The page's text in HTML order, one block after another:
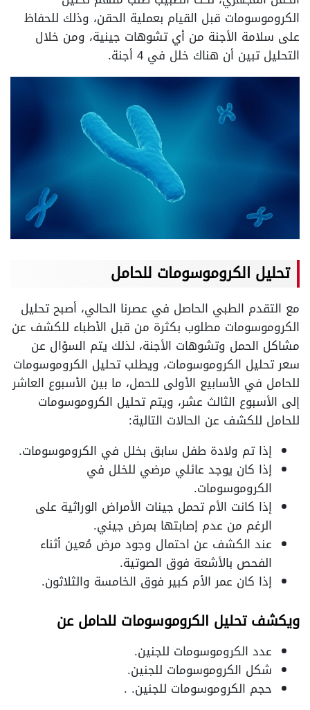
الكروموسومات قبل القيام بعملية الحقن، وذلك للحفاظ
على سلامة الأجنة من أي تشوهات جينية، ومن خلال
التحليل تبين أن هناك خلل في 4 أجنة.
تحليل الكروموسومات للحامل
مع التقدم الطبي الحاصل في عصرنا الحالي، أصبح تحليل
الكروموسومات مطلوب بكثرة من قبل الأطباء للكشف عن
مشاكل الحمل وتشوهات الأجنة، لذلك يتم السؤال عن
سعر تحليل الكروموسومات، ويطلب تحليل الكروموسومات
للحامل في الأسابيع الأولى للحمل، ما بين الأسبوع العاشر
إلى الأسبوع الثالث عشر، ويتم تحليل الكروموسومات
للحامل للكشف عن الحالات التالية:
إذا تم ولادة طفل سابق بخلل في الكروموسومات.
إذا كان يوجد عائلي مرضي للخلل في
الكروموسومات.
إذا كانت الأم تحمل جينات الأمراض الوراثية على
الرغم من عدم إصابتها بمرض جيني.
عند الكشف عن احتمال وجود مرض مُعين أثناء
الفحص بالأشعة فوق الصوتية.
إذا كان عمر الأم كبير فوق الخامسة والثلاثون.
ويكشف تحليل الكروموسومات للحامل عن
عدد الكروموسومات للجنين.
شكل الكروموسومات للجنين.
حجم الكروموسومات للجنين. .